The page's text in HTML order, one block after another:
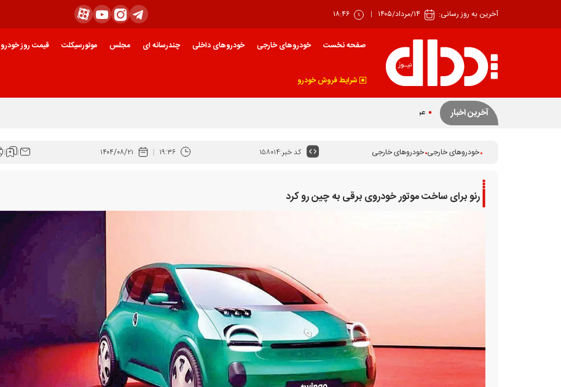
آخرین به روز رسانی: ۱۴/مرداد/۱۴۰۵ ۱۸:۴۶
صفحه نخست خودروهای خارجی خودروهای داخلی چندرسانه ای مجلس موتورسیکلت قیمت روز خودرو
شرایط فروش خودرو
آخرین اخبار عرضه ۴۲ درصدی سهام تودلی سایپا
خودروهای خارجی خودروهای خارجی کد خبر:۱۵۸۰۱۴ ۱۹:۳۶ ۱۴۰۴/۰۸/۲۱
رنو برای ساخت موتور خودروی برقی به چین رو کرد